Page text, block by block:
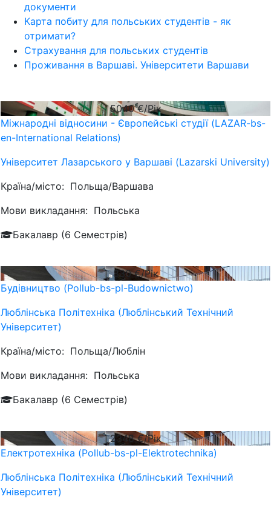
документи
Карта побиту для польських студентів - як
отримати?
Страхування для польських студентів
Проживання в Варшаві. Університети Варшави
5040€/Рік
Міжнародні відносини - Європейські студії (LAZAR-bs-
en-International Relations)
Університет Лазарського у Варшаві (Lazarski University)
Країна/місто: Польща/Варшава
Мови викладання: Польська
Бакалавр (6 Семестрів)
830€/Рік
Будівництво (Pollub-bs-pl-Budownictwo)
Люблiнська Політехніка (Люблінський Технічний
Університет)
Країна/місто: Польща/Люблін
Мови викладання: Польська
Бакалавр (6 Семестрів)
2348€/Рік
Електротехніка (Pollub-bs-pl-Elektrotechnika)
Люблiнська Політехніка (Люблінський Технічний
Університет)